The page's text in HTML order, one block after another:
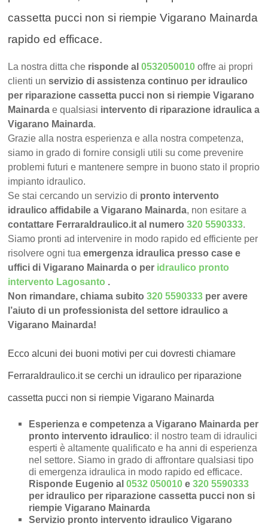
cassetta pucci non si riempie Vigarano Mainarda
rapido ed efficace.
La nostra ditta che risponde al0532050010 offre ai propri
clienti unservizio di assistenza continuo per idraulico
per riparazione cassetta pucci non si riempie Vigarano
Mainarda e qualsiasi intervento di riparazione idraulica a
Vigarano Mainarda.
Grazie alla nostra esperienza e alla nostra competenza,
siamo in grado di fornire consigli utili su come prevenire
problemi futuri e mantenere sempre in buono stato il proprio
impianto idraulico.
Se stai cercando un servizio di pronto intervento
idraulico affidabile a Vigarano Mainarda, non esitare a
contattare FerraraIdraulico.it al numero320 5590333.
Siamo pronti ad intervenire in modo rapido ed efficiente per
risolvere ogni tuaemergenza idraulica presso case e
uffici di Vigarano Mainarda o per idraulico pronto
intervento Lagosanto .
Non rimandare, chiama subito320 5590333 per avere
l’aiuto di un professionista del settore idraulico a
Vigarano Mainarda!
Ecco alcuni dei buoni motivi per cui dovresti chiamare
FerraraIdraulico.it se cerchi un idraulico per riparazione
cassetta pucci non si riempie Vigarano Mainarda
Esperienza e competenza a Vigarano Mainarda per
pronto intervento idraulico: il nostro team di idraulici
esperti è altamente qualificato e ha anni di esperienza
nel settore. Siamo in grado di affrontare qualsiasi tipo
di emergenza idraulica in modo rapido ed efficace.
Risponde Eugenio al0532 050010 e320 5590333
per idraulico per riparazione cassetta pucci non si
riempie Vigarano Mainarda
Servizio pronto intervento idraulico Vigarano